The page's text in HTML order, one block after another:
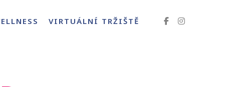
VIRTUÁLNÍ TRŽIŠTĚ